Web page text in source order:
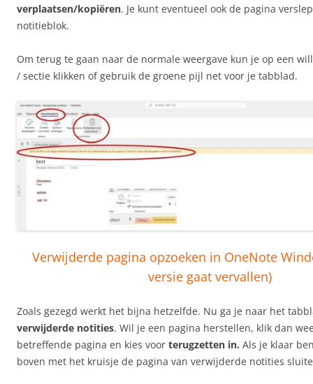
verplaatsen/kopiëren. Je kunt eventueel ook de pagina
notitieblok.
Om terug te gaan naar de normale weergave kun je op een
/ sectie klikken of gebruik de groene pijl net voor je tabblad.
Verwijderde pagina opzoeken in OneNote
versie gaat vervallen)
Zoals gezegd werkt het bijna hetzelfde. Nu ga je naar het
verwijderde notities. Wil je een pagina herstellen, klik dan
betreffende pagina en kies voor terugzetten in. Als je klaar
boven met het kruisje de pagina van verwijderde notities